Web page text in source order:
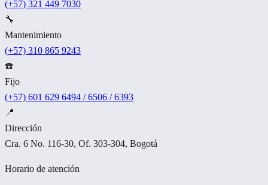
(+57) 321 449 7030
🔧
Mantenimiento
(+57) 310 865 9243
☎️
Fijo
(+57) 601 629 6494 / 6506 / 6393
📍
Dirección
Cra. 6 No. 116-30, Of. 303-304, Bogotá
Horario de atención